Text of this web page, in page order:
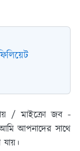
/ মাইক্রো জব -
আপনাদের সাথে